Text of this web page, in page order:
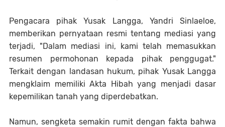
Pengacara pihak Yusak Langga, Yandri Sinlaeloe,
memberikan pernyataan resmi tentang mediasi yang
terjadi, "Dalam mediasi ini, kami telah memasukkan
resumen permohonan kepada pihak penggugat."
Terkait dengan landasan hukum, pihak Yusak Langga
mengklaim memiliki Akta Hibah yang menjadi dasar
kepemilikan tanah yang diperdebatkan.
Namun, sengketa semakin rumit dengan fakta bahwa